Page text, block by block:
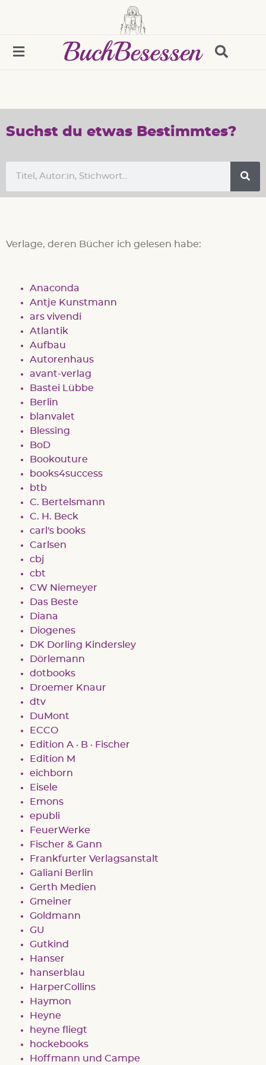
Suchst du etwas Bestimmtes?
Verlage, deren Bücher ich gelesen habe:
Anaconda
Antje Kunstmann
ars vivendi
Atlantik
Aufbau
Autorenhaus
avant-verlag
Bastei Lübbe
Berlin
blanvalet
Blessing
BoD
Bookouture
books4success
btb
C. Bertelsmann
C. H. Beck
carl's books
Carlsen
cbj
cbt
CW Niemeyer
Das Beste
Diana
Diogenes
DK Dorling Kindersley
Dörlemann
dotbooks
Droemer Knaur
dtv
DuMont
ECCO
Edition A · B · Fischer
Edition M
eichborn
Eisele
Emons
epubli
FeuerWerke
Fischer & Gann
Frankfurter Verlagsanstalt
Galiani Berlin
Gerth Medien
Gmeiner
Goldmann
GU
Gutkind
Hanser
hanserblau
HarperCollins
Haymon
Heyne
heyne fliegt
hockebooks
Hoffmann und Campe